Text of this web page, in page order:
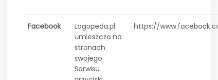
Facebook
Logopeda.pl
umieszcza na
stronach
swojego
Serwisu
https://